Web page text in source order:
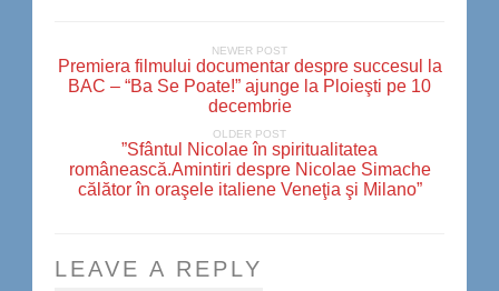
NEWER POST
Premiera filmului documentar despre succesul la
BAC – “Ba Se Poate!” ajunge la Ploieşti pe 10
decembrie
OLDER POST
”Sfântul Nicolae în spiritualitatea
românească.Amintiri despre Nicolae Simache
călător în oraşele italiene Veneţia şi Milano”
LEAVE A REPLY